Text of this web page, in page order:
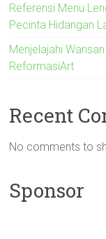
Referensi Menu
Pecinta Hidangan
Menjelajahi
ReformasiArt
Recent
No comments to
Sponsor